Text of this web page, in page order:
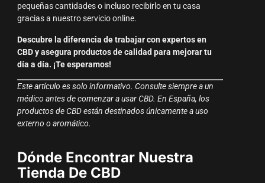
pequeñas cantidades o incluso recibirlo en tu casa
gracias a nuestro servicio online.
Descubre la diferencia de trabajar con expertos en
CBD y asegura productos de calidad para mejorar tu
día a día. ¡Te esperamos!
Este artículo es solo informativo. Consulte siempre a un
médico antes de comenzar a usar CBD. En España, los
productos de CBD están destinados únicamente a uso
externo o aromático.
Dónde Encontrar Nuestra
Tienda De CBD